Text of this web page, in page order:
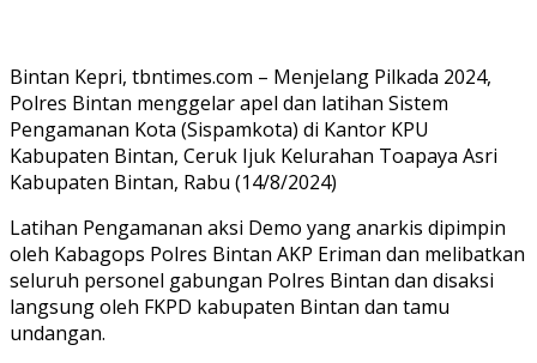
Bintan Kepri, tbntimes.com – Menjelang Pilkada 2024,
Polres Bintan menggelar apel dan latihan Sistem
Pengamanan Kota (Sispamkota) di Kantor KPU
Kabupaten Bintan, Ceruk Ijuk Kelurahan Toapaya Asri
Kabupaten Bintan, Rabu (14/8/2024)
Latihan Pengamanan aksi Demo yang anarkis dipimpin
oleh Kabagops Polres Bintan AKP Eriman dan melibatkan
seluruh personel gabungan Polres Bintan dan disaksi
langsung oleh FKPD kabupaten Bintan dan tamu
undangan.